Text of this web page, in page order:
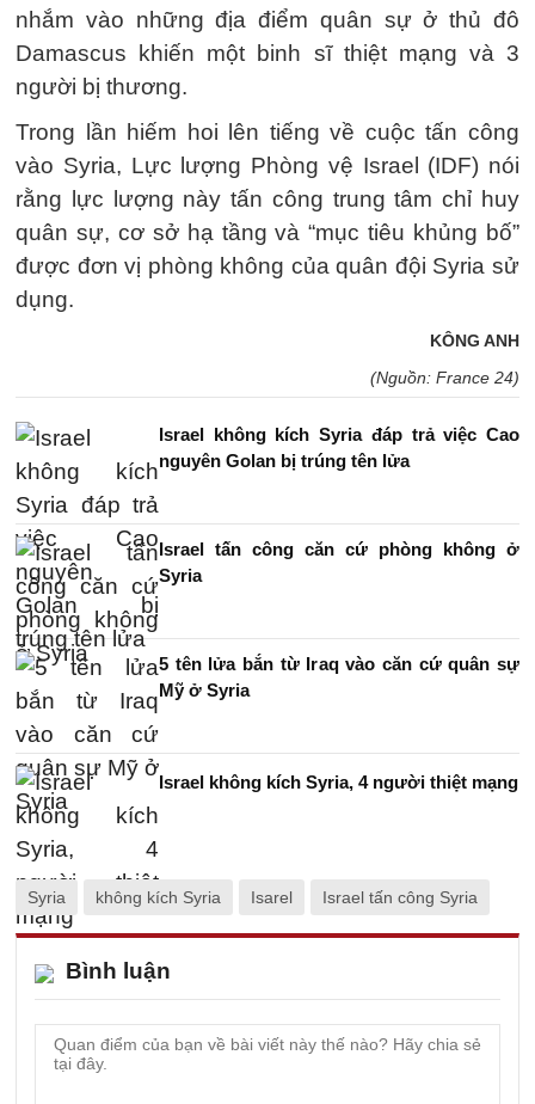
nhắm vào những địa điểm quân sự ở thủ đô
Damascus khiến một binh sĩ thiệt mạng và 3
người bị thương.
Trong lần hiếm hoi lên tiếng về cuộc tấn công
vào Syria, Lực lượng Phòng vệ Israel (IDF) nói
rằng lực lượng này tấn công trung tâm chỉ huy
quân sự, cơ sở hạ tầng và “mục tiêu khủng bố”
được đơn vị phòng không của quân đội Syria sử
dụng.
KÔNG ANH
(Nguồn: France 24)
Israel không kích Syria đáp trả việc Cao
nguyên Golan bị trúng tên lửa
Israel tấn công căn cứ phòng không ở
Syria
5 tên lửa bắn từ Iraq vào căn cứ quân sự
Mỹ ở Syria
Israel không kích Syria, 4 người thiệt mạng
Syria không kích Syria Isarel Israel tấn công Syria
Bình luận